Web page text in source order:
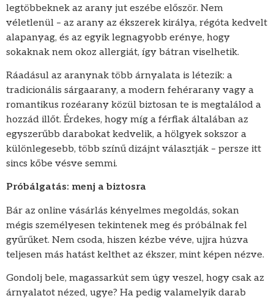
legtöbbeknek az arany jut eszébe először. Nem
véletlenül – az arany az ékszerek királya, régóta kedvelt
alapanyag, és az egyik legnagyobb erénye, hogy
sokaknak nem okoz allergiát, így bátran viselhetik.
Ráadásul az aranynak több árnyalata is létezik: a
tradicionális sárgaarany, a modern fehérarany vagy a
romantikus rozéarany közül biztosan te is megtalálod a
hozzád illőt. Érdekes, hogy míg a férfiak általában az
egyszerűbb darabokat kedvelik, a hölgyek sokszor a
különlegesebb, több színű dizájnt választják – persze itt
sincs kőbe vésve semmi.
Próbálgatás: menj a biztosra
Bár az online vásárlás kényelmes megoldás, sokan
mégis személyesen tekintenek meg és próbálnak fel
gyűrűket. Nem csoda, hiszen kézbe véve, ujjra húzva
teljesen más hatást kelthet az ékszer, mint képen nézve.
Gondolj bele, magassarkút sem úgy veszel, hogy csak az
árnyalatot nézed, ugye? Ha pedig valamelyik darab